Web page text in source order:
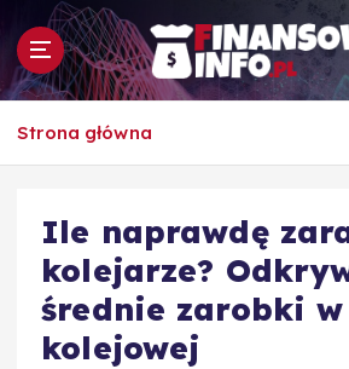
p
To i owo o
Strona główna
Ile naprawdę
kolejarze?
średnie zarobki
kolejowej